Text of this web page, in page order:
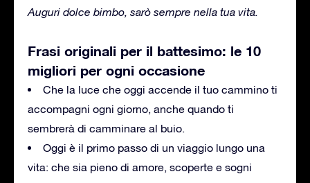
Auguri dolce bimbo, sarò sempre nella tua vita.
Frasi originali per il battesimo: le 10
migliori per ogni occasione
Che la luce che oggi accende il tuo cammino ti
accompagni ogni giorno, anche quando ti
sembrerà di camminare al buio.
Oggi è il primo passo di un viaggio lungo una
vita: che sia pieno di amore, scoperte e sogni